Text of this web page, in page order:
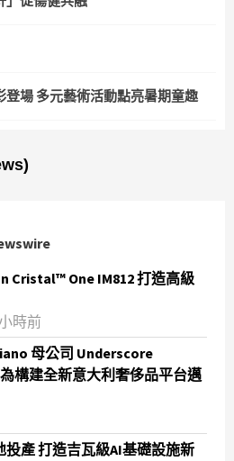
場 多元藝術活動點亮暑期童趣
Cristal™ One IM812 打造高級
時前
母公司 Underscore
構建全新意大利奢侈品平台邁
產 打造吉瓦級AI基礎設施新